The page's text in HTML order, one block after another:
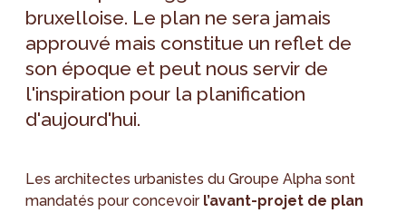
bruxelloise. Le plan ne sera jamais
approuvé mais constitue un reflet de
son époque et peut nous servir de
l'inspiration pour la planification
d'aujourd'hui.
Les architectes urbanistes du Groupe Alpha sont
mandatés pour concevoir l’avant-projet de plan